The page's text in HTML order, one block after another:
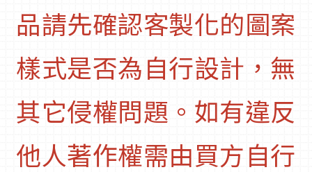
品請先確認客製化的圖案
樣式是否為自行設計，無
其它侵權問題。如有違反
他人著作權需由買方自行